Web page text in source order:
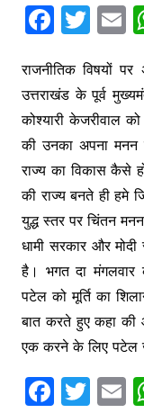
F
c
e
b
o
o
k
T
itt
er
E
l
राजनीतिक विषयों
उत्तराखंड के पूर्व
कोश्यारी केजरीवाल
की उनका अपना मनन
राज्य का विकास कैसे
की राज्य बनते ही हमे
युद्ध स्तर पर चिंतन
धामी सरकार और
है। भगत दा मंगलवार
पटेल को मूर्ति का
बात करते हुए कहा
एक करने के लिए पटेल
F T E